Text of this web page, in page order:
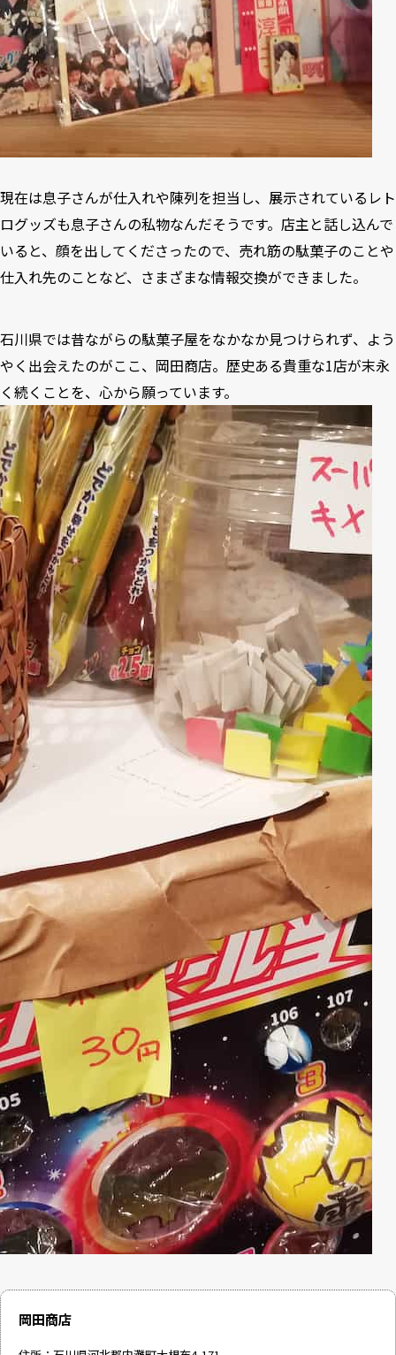
現在は息子さんが仕入れや陳列を担当し、展示されているレト
ログッズも息子さんの私物なんだそうです。店主と話し込んで
いると、顔を出してくださったので、売れ筋の駄菓子のことや
仕入れ先のことなど、さまざまな情報交換ができました。
石川県では昔ながらの駄菓子屋をなかなか見つけられず、よう
やく出会えたのがここ、岡田商店。歴史ある貴重な1店が末永
く続くことを、心から願っています。
岡田商店